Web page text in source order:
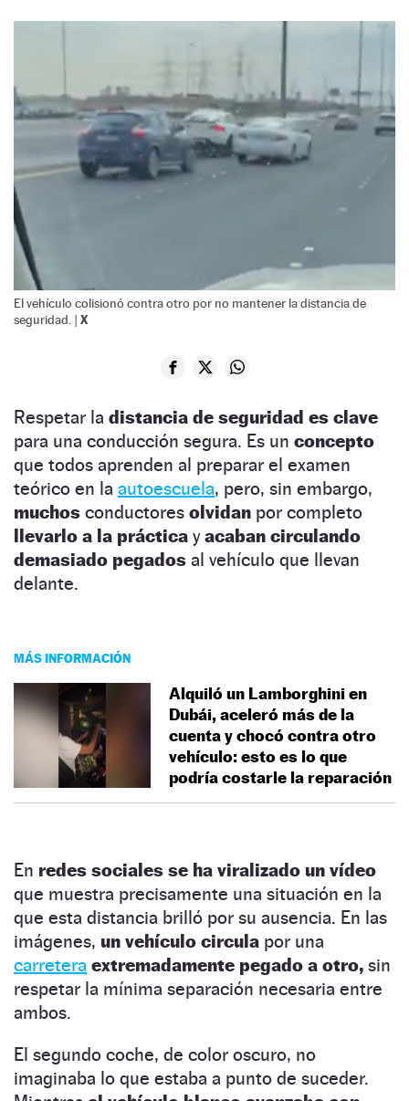
El vehículo colisionó contra otro por no mantener la distancia de
seguridad. | X
Respetar la distancia de seguridad es clave
para una conducción segura. Es un concepto
que todos aprenden al preparar el examen
teórico en la autoescuela, pero, sin embargo,
muchos conductores olvidan por completo
llevarlo a la práctica yacaban circulando
demasiado pegados al vehículo que llevan
delante.
MÁS INFORMACIÓN
Alquiló un Lamborghini en
Dubái, aceleró más de la
cuenta y chocó contra otro
vehículo: esto es lo que
podría costarle la reparación
En redes sociales se ha viralizado un vídeo
que muestra precisamente una situación en la
que esta distancia brilló por su ausencia. En las
imágenes, un vehículo circula por una
carretera extremadamente pegado a otro, sin
respetar la mínima separación necesaria entre
ambos.
El segundo coche, de color oscuro, no
imaginaba lo que estaba a punto de suceder.